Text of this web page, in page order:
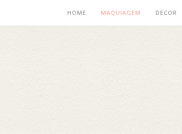
HOME MAQUIAGEM DECOR